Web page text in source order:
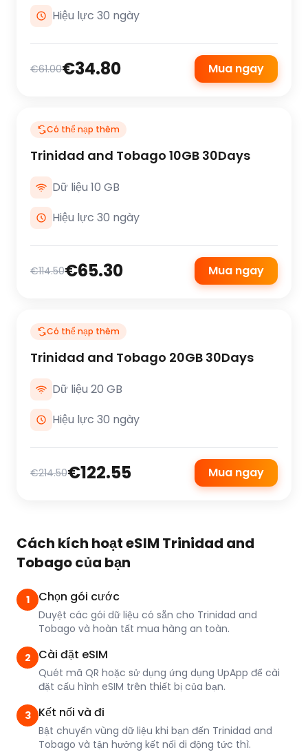
Hiệu lực 30 ngày
€61.00€34.80 Mua ngay
Có thể nạp thêm
Trinidad and Tobago 10GB 30Days
Dữ liệu 10 GB
Hiệu lực 30 ngày
€114.50€65.30 Mua ngay
Có thể nạp thêm
Trinidad and Tobago 20GB 30Days
Dữ liệu 20 GB
Hiệu lực 30 ngày
€214.50€122.55 Mua ngay
Cách kích hoạt eSIM Trinidad and
Tobago của bạn
1 Chọn gói cước
Duyệt các gói dữ liệu có sẵn cho Trinidad and
Tobago và hoàn tất mua hàng an toàn.
2 Cài đặt eSIM
Quét mã QR hoặc sử dụng ứng dụng UpApp để cài
đặt cấu hình eSIM trên thiết bị của bạn.
3 Kết nối và đi
Bật chuyển vùng dữ liệu khi bạn đến Trinidad and
Tobago và tận hưởng kết nối di động tức thì.